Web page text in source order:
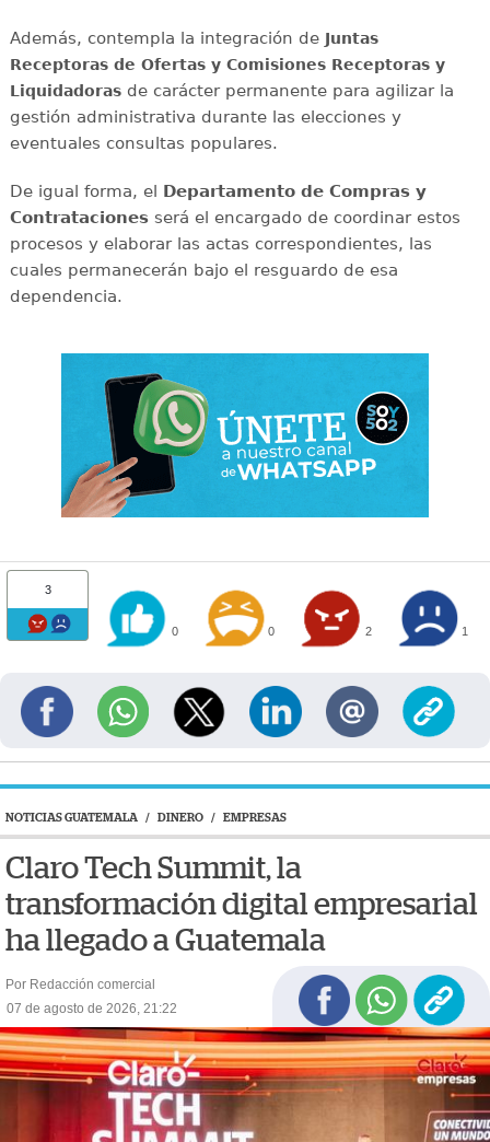
Además, contempla la integración de Juntas
Receptoras de Ofertas y Comisiones Receptoras y
Liquidadorasde carácter permanente para agilizar la
gestión administrativa durante las elecciones y
eventuales consultas populares.
De igual forma, el Departamento de Compras y
Contratacionesserá el encargado de coordinar estos
procesos y elaborar las actas correspondientes, las
cuales permanecerán bajo el resguardo de esa
dependencia.
3
0 0 2 1
NOTICIAS GUATEMALA / DINERO / EMPRESAS
Claro Tech Summit, la
transformación digital empresarial
ha llegado a Guatemala
Por Redacción comercial
07 de agosto de 2026, 21:22